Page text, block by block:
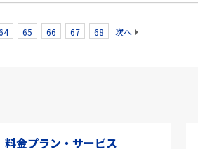
65 66 67 68 次へ
料金プラン・サービス